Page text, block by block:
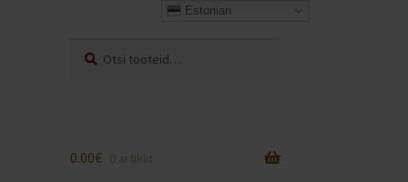
0.00€ 0 artiklit
Estonian